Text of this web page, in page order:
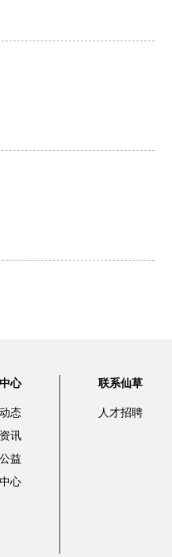
心
态
讯
益
心
联系仙草
人才招聘